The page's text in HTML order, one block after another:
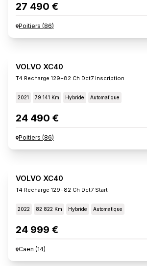
27 490 €
Poitiers (86)
VOLVO XC40
T4 Recharge 129+82 Ch Dct7 Inscription
2021 79 141 Km Hybride Automatique
24 490 €
Poitiers (86)
VOLVO XC40
T4 Recharge 129+82 Ch Dct7 Start
2022 82 822 Km Hybride Automatique
24 999 €
Caen (14)